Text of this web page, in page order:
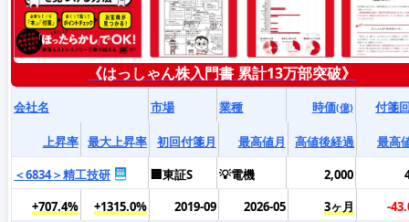
《はっしゃん株入門書 累計13万部突破》
会社名 市場 業種 時価(億) 付箋
上昇率 最大上昇率 初回付箋月 最高値月 高値後経過
最高
＜6834＞精工技研
🏢東証S 💡電機 2,000
+707.4%
+1315.0% 2019-09 2026-05 3ヶ月
-